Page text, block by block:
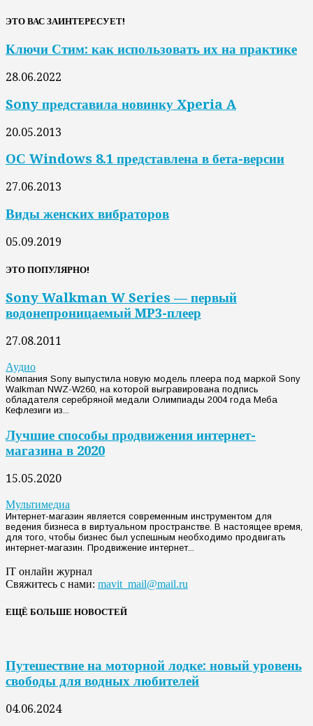
ЭТО ВАС ЗАИНТЕРЕСУЕТ!
Ключи Стим: как использовать их на практике
28.06.2022
Sony представила новинку Xperia A
20.05.2013
ОС Windows 8.1 представлена в бета-версии
27.06.2013
Виды женских вибраторов
05.09.2019
ЭТО ПОПУЛЯРНО!
Sony Walkman W Series — первый
водонепроницаемый MP3-плеер
27.08.2011
Аудио
Компания Sony выпустила новую модель плеера под маркой Sony
Walkman NWZ-W260, на которой выгравирована подпись
обладателя серебряной медали Олимпиады 2004 года Меба
Кефлезиги из...
Лучшие способы продвижения интернет-
магазина в 2020
15.05.2020
Мультимедиа
Интернет-магазин является современным инструментом для
ведения бизнеса в виртуальном пространстве. В настоящее время,
для того, чтобы бизнес был успешным необходимо продвигать
интернет-магазин. Продвижение интернет...
IT онлайн журнал
Свяжитесь с нами: mavit_mail@mail.ru
ЕЩЁ БОЛЬШЕ НОВОСТЕЙ
Путешествие на моторной лодке: новый уровень
свободы для водных любителей
04.06.2024